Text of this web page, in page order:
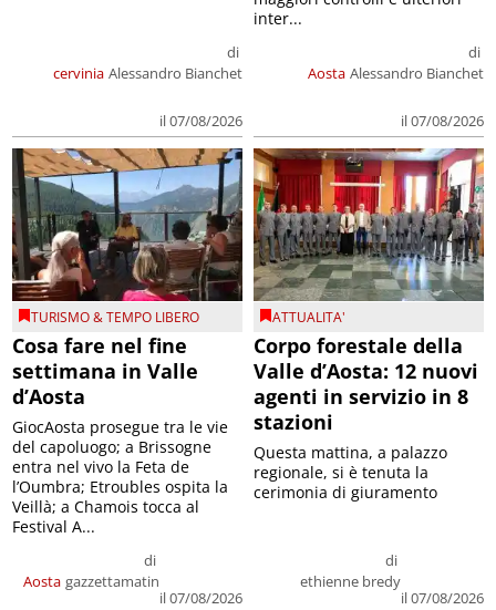
cervinia
di
Alessandro Bianchet
il 07/08/2026
Aosta
di
Alessandro Bianchet
il 07/08/2026
inter...
TURISMO & TEMPO LIBERO
Cosa fare nel fine
settimana in Valle
d’Aosta
Aosta
di
gazzettamatin
il 07/08/2026
GiocAosta prosegue tra le vie
del capoluogo; a Brissogne
entra nel vivo la Feta de
l’Oumbra; Etroubles ospita la
Veillà; a Chamois tocca al
Festival A...
ATTUALITA'
Corpo forestale della
Valle d’Aosta: 12 nuovi
agenti in servizio in 8
stazioni
di
ethienne bredy
il 07/08/2026
Questa mattina, a palazzo
regionale, si è tenuta la
cerimonia di giuramento